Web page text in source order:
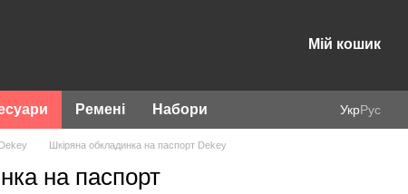
Мій кошик
Ремені Набори УкрРус
Шкіряна обкладинка на паспорт Dekey
на паспорт